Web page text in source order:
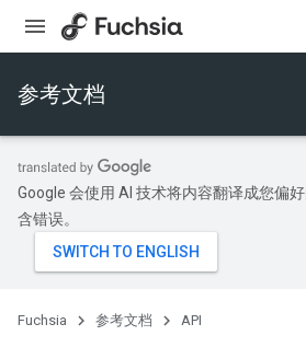
参考文档
Google 会使用 AI 技术将内容翻译成您偏
含错误。
Fuchsia 参考文档 API